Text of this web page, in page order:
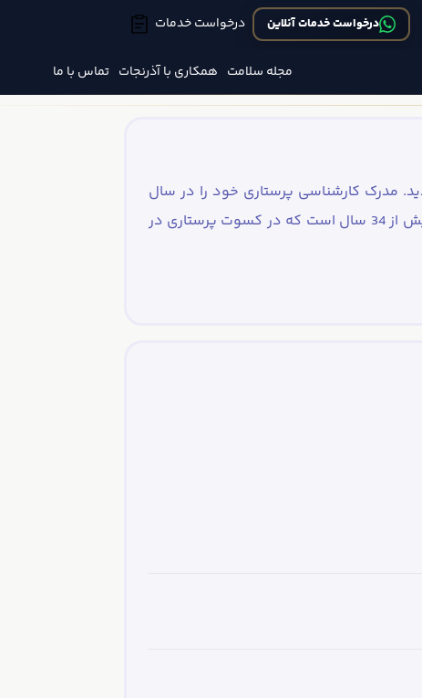
درخواست خدمات آنلاین درخواست خدمات
مجله سلامت همکاری با آذرنجات تماس با ما
ماه 1349 در تبریز متولد گردید. مدرک کارشناسی پرستاری خود را در سال
1371 از دانشکده پرستاری و مامایی شهید بهشتی رشت اخذ کرد و بیش از 34 سال است که در کسوت پرستاری در